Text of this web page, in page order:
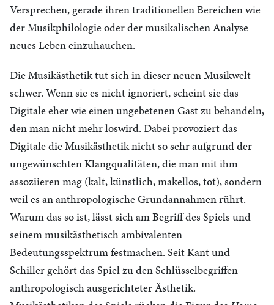
Versprechen, gerade ihren traditionellen Bereichen wie
der Musikphilologie oder der musikalischen Analyse
neues Leben einzuhauchen.
Die Musikästhetik tut sich in dieser neuen Musikwelt
schwer. Wenn sie es nicht ignoriert, scheint sie das
Digitale eher wie einen ungebetenen Gast zu behandeln,
den man nicht mehr loswird. Dabei provoziert das
Digitale die Musikästhetik nicht so sehr aufgrund der
ungewünschten Klangqualitäten, die man mit ihm
assoziieren mag (kalt, künstlich, makellos, tot), sondern
weil es an anthropologische Grundannahmen rührt.
Warum das so ist, lässt sich am Begriff des Spiels und
seinem musikästhetisch ambivalenten
Bedeutungsspektrum festmachen. Seit Kant und
Schiller gehört das Spiel zu den Schlüsselbegriffen
anthropologisch ausgerichteter Ästhetik.